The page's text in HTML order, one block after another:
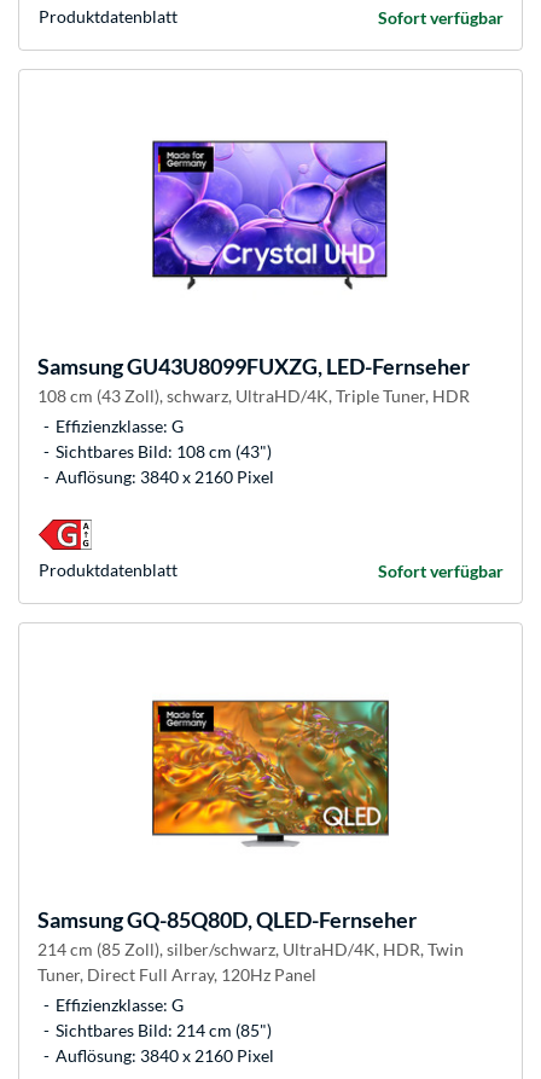
Sofort verfügbar
Produkt­datenblatt
SamsungGU43U8099FUXZG, LED-Fernseher
108 cm (43 Zoll), schwarz, UltraHD/4K, Triple Tuner, HDR
Effizienzklasse: G
Sichtbares Bild: 108 cm (43")
Auflösung: 3840 x 2160 Pixel
Sofort verfügbar
Produkt­datenblatt
SamsungGQ-85Q80D, QLED-Fernseher
214 cm (85 Zoll), silber/schwarz, UltraHD/4K, HDR, Twin
Tuner, Direct Full Array, 120Hz Panel
Effizienzklasse: G
Sichtbares Bild: 214 cm (85")
Auflösung: 3840 x 2160 Pixel